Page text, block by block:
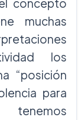
concepto
muchas
los
“posición
para